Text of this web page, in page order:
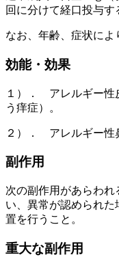
回に分けて経口投与す
なお、年齢、症状によ
効能・効果
１）． アレルギー性
う痒症）。
２）． アレルギー性
副作用
次の副作用があらわ
い、異常が認められ
置を行うこと。
重大な副作用